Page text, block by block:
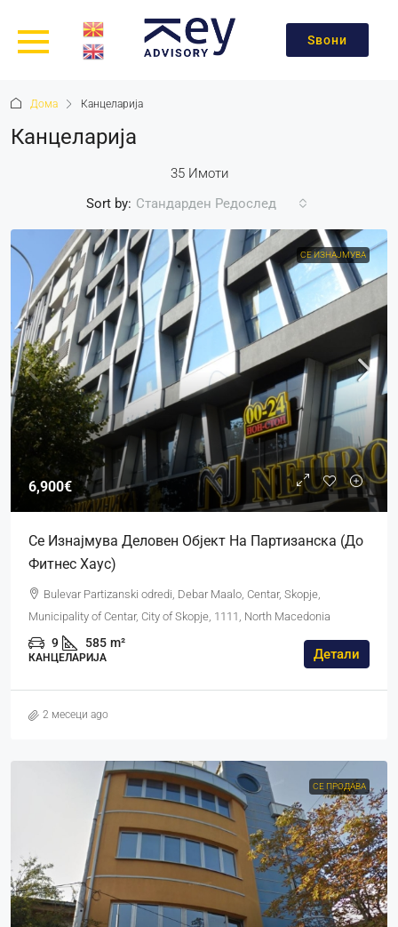
Ѕвони
Дома Канцеларија
Канцеларија
35 Имоти
Sort by: Стандарден Редослед
СЕ ИЗНАЈМУВА
6,900€
Се Изнајмува Деловен Објект На Партизанска (до
Фитнес Хаус)
Bulevar Partizanski odredi, Debar Maalo, Centar, Skopje,
Municipality of Centar, City of Skopje, 1111, North Macedonia
9 585 m²
КАНЦЕЛАРИЈА Детали
2 месеци ago
СЕ ПРОДАВА